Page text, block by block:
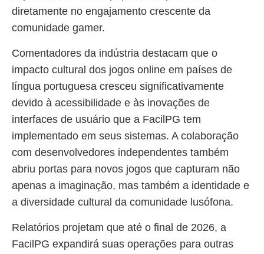
diretamente no engajamento crescente da
comunidade gamer.
Comentadores da indústria destacam que o
impacto cultural dos jogos online em países de
língua portuguesa cresceu significativamente
devido à acessibilidade e às inovações de
interfaces de usuário que a FacilPG tem
implementado em seus sistemas. A colaboração
com desenvolvedores independentes também
abriu portas para novos jogos que capturam não
apenas a imaginação, mas também a identidade e
a diversidade cultural da comunidade lusófona.
Relatórios projetam que até o final de 2026, a
FacilPG expandirá suas operações para outras